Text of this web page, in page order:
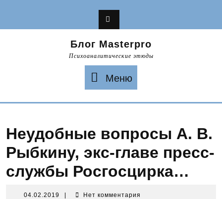
Блог Masterpro
Психоаналитические этюды
Меню
Неудобные вопросы А. В.
Рыбкину, экс-главе пресс-
службы Росгосцирка…
04.02.2019 04.02.2019Нет комментария